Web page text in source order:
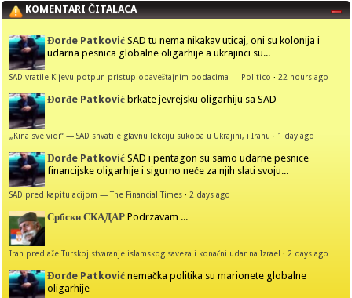
KOMENTARI ČITALACA
Đorđe Patković SAD tu nema nikakav uticaj, oni su kolonija i
udarna pesnica globalne oligarhije a ukrajinci su...
SAD vratile Kijevu potpun pristup obaveštajnim podacima — Politico · 22 hours ago
Đorđe Patković brkate jevrejsku oligarhiju sa SAD
„Kina sve vidi“ — SAD shvatile glavnu lekciju sukoba u Ukrajini, i Iranu · 1 day ago
Đorđe Patković SAD i pentagon su samo udarne pesnice
financijske oligarhije i sigurno neće za njih slati svoju...
SAD pred kapitulacijom — The Financial Times · 2 days ago
Србски СКАДАР Podrzavam ...
Iran predlaže Turskoj stvaranje islamskog saveza i konačni udar na Izrael · 2 days ago
Đorđe Patković nemačka politika su marionete globalne
oligarhije